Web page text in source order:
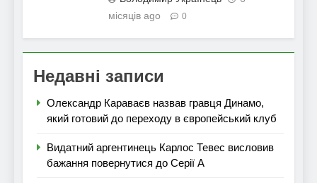
місяців ago
0
Недавні записи
Олександр Караваєв назвав гравця Динамо,
який готовий до переходу в європейський клуб
Видатний аргентинець Карлос Тевес висловив
бажання повернутися до Серії А